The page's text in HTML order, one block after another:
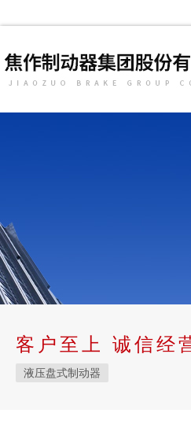
客户至上 诚信经
液压盘式制动器